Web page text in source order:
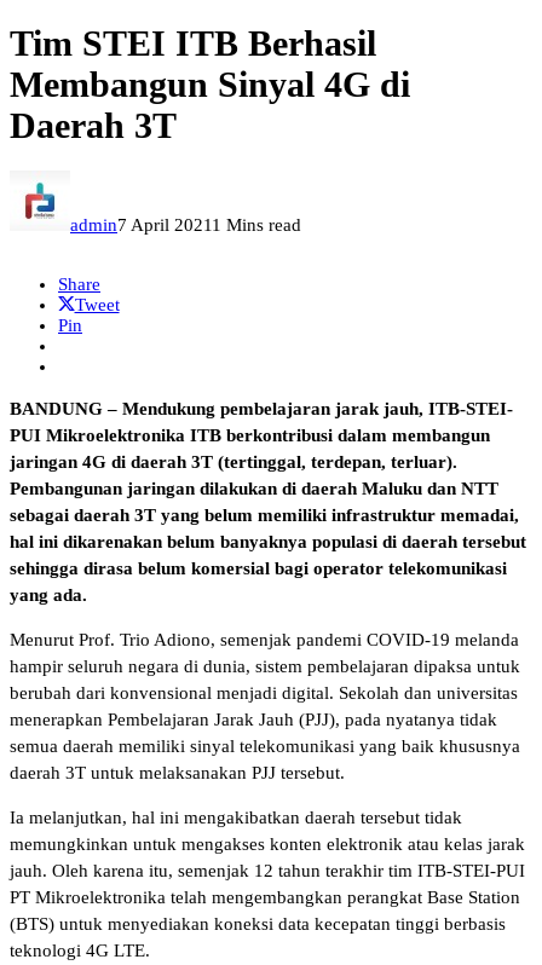
Tim STEI ITB Berhasil
Membangun Sinyal 4G di
Daerah 3T
admin7 April 20211 Mins read
Share
Tweet
Pin
BANDUNG – Mendukung pembelajaran jarak jauh, ITB-STEI-
PUI Mikroelektronika ITB berkontribusi dalam membangun
jaringan 4G di daerah 3T (tertinggal, terdepan, terluar).
Pembangunan jaringan dilakukan di daerah Maluku dan NTT
sebagai daerah 3T yang belum memiliki infrastruktur memadai,
hal ini dikarenakan belum banyaknya populasi di daerah tersebut
sehingga dirasa belum komersial bagi operator telekomunikasi
yang ada.
Menurut Prof. Trio Adiono, semenjak pandemi COVID-19 melanda
hampir seluruh negara di dunia, sistem pembelajaran dipaksa untuk
berubah dari konvensional menjadi digital. Sekolah dan universitas
menerapkan Pembelajaran Jarak Jauh (PJJ), pada nyatanya tidak
semua daerah memiliki sinyal telekomunikasi yang baik khususnya
daerah 3T untuk melaksanakan PJJ tersebut.
Ia melanjutkan, hal ini mengakibatkan daerah tersebut tidak
memungkinkan untuk mengakses konten elektronik atau kelas jarak
jauh. Oleh karena itu, semenjak 12 tahun terakhir tim ITB-STEI-PUI
PT Mikroelektronika telah mengembangkan perangkat Base Station
(BTS) untuk menyediakan koneksi data kecepatan tinggi berbasis
teknologi 4G LTE.